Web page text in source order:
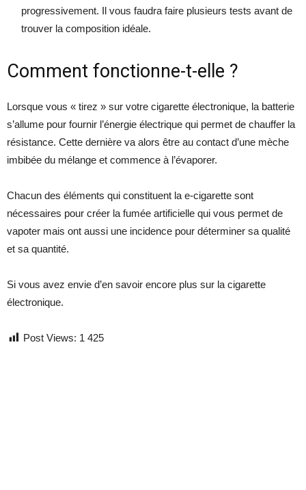
progressivement. Il vous faudra faire plusieurs tests avant de
trouver la composition idéale.
Comment fonctionne-t-elle ?
Lorsque vous « tirez » sur votre cigarette électronique, la batterie
s’allume pour fournir l’énergie électrique qui permet de chauffer la
résistance. Cette dernière va alors être au contact d’une mèche
imbibée du mélange et commence à l’évaporer.
Chacun des éléments qui constituent la e-cigarette sont
nécessaires pour créer la fumée artificielle qui vous permet de
vapoter mais ont aussi une incidence pour déterminer sa qualité
et sa quantité.
Si vous avez envie d’en savoir encore plus sur la cigarette
électronique.
Post Views: 1 425